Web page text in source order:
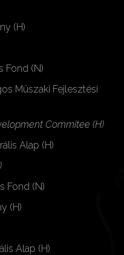
(H)
Fond (N)
Mûszaki Fejlesztési
Commitee (H)
Alap (H)
Fond (N)
(H)
Alap (H)